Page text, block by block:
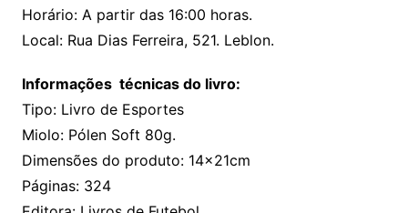
Horário: A partir das 16:00 horas.
Local: Rua Dias Ferreira, 521. Leblon.
Informações técnicas do livro:
Tipo: Livro de Esportes
Miolo: Pólen Soft 80g.
Dimensões do produto: 14x21cm
Páginas: 324